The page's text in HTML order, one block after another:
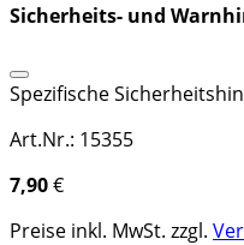
Sicherheits- und
Spezifische
Art.Nr.: 15355
7,90€
Preise inkl. MwSt. zzgl.